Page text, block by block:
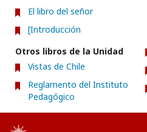
El libro del señor
[Introducción
Otros libros de la Unidad
Vistas de Chile
Reglamento del Instituto
Pedagógico